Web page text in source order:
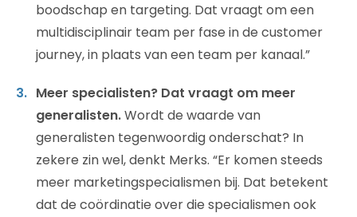
boodschap en targeting. Dat vraagt om een
multidisciplinair team per fase in de customer
journey, in plaats van een team per kanaal.”
Meer specialisten? Dat vraagt om meer
generalisten.Wordt de waarde van
generalisten tegenwoordig onderschat? In
zekere zin wel, denkt Merks. “Er komen steeds
meer marketingspecialismen bij. Dat betekent
dat de coördinatie over die specialismen ook